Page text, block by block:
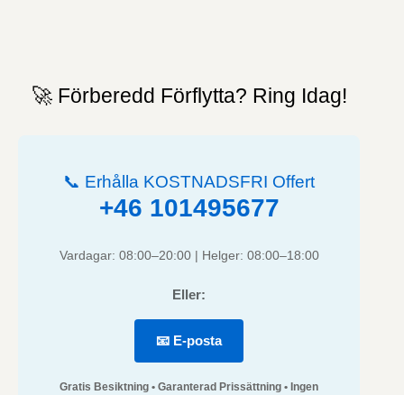
🚀 Förberedd Förflytta? Ring Idag!
📞 Erhålla KOSTNADSFRI Offert
+46 101495677
Vardagar: 08:00–20:00 | Helger: 08:00–18:00
Eller:
📧 E-posta
Gratis Besiktning • Garanterad Prissättning • Ingen